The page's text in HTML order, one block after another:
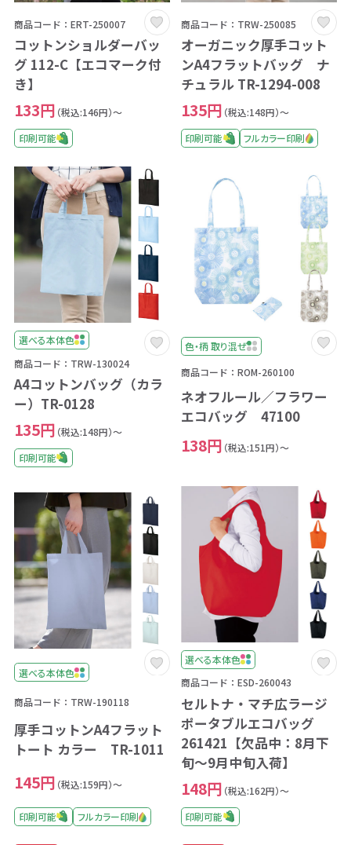
商品コード：ERT-250007
コットンショルダーバッ
グ 112-C【エコマーク付
き】
133円 （税込:146円）～
印刷可能
商品コード：TRW-250085
オーガニック厚手コット
ンA4フラットバッグ ナ
チュラル TR-1294-008
135円 （税込:148円）～
印刷可能
フルカラー印刷
選べる本体色
商品コード：TRW-130024
A4コットンバッグ（カラ
ー）TR-0128
135円 （税込:148円）～
印刷可能
色・柄 取り混ぜ
商品コード：ROM-260100
ネオフルール／フラワー
エコバッグ 47100
138円 （税込:151円）～
選べる本体色
商品コード：TRW-190118
厚手コットンA4フラット
トート カラー TR-1011
145円 （税込:159円）～
印刷可能 フルカラー印刷
選べる本体色
商品コード：ESD-260043
セルトナ・マチ広ラージ
ポータブルエコバッグ
261421【欠品中：8月下
旬～9月中旬入荷】
148円 （税込:162円）～
印刷可能